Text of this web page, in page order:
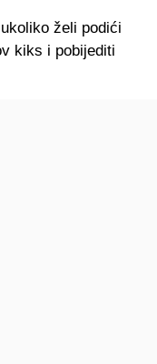
želi podići
kiks i pobijediti